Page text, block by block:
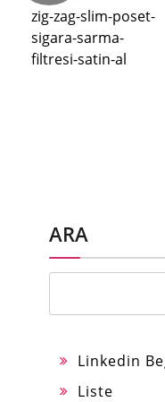
zig-zag-slim-poset-
sigara-sarma-
filtresi-satin-al
ARA
Linkedin
Liste